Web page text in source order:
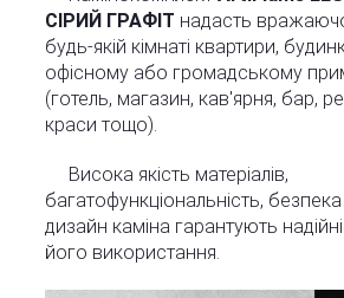
СІРИЙ ГРАФІТ надасть
будь-якій кімнаті квартири,
офісному або громадському
(готель, магазин, кав'ярня, бар,
краси тощо).
Висока якість матеріалів,
багатофункціональність,
дизайн каміна гарантують
його використання.